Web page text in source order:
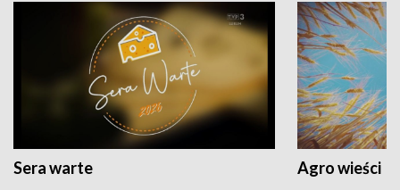
Sera warte Agro wieści